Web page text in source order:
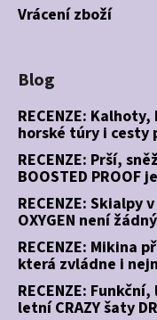
Vrácení zboží
Blog
RECENZE:
horské túry i cesty
RECENZE: Prší,
BOOSTED
RECENZE: Skialpy
OXYGEN není
RECENZE: Mikina
která zvládne i
RECENZE:
letní CRAZY šaty